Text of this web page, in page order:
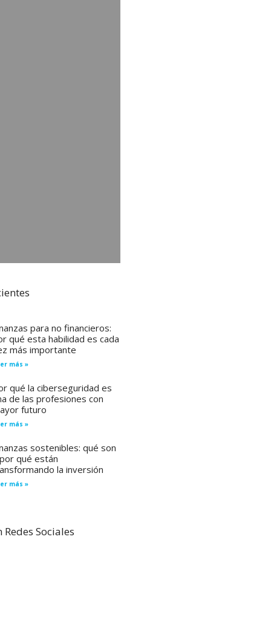
para no financieros:
qué esta habilidad es cada
más importante
más »
qué la ciberseguridad es
de las profesiones con
futuro
más »
sostenibles: qué son
qué están
la inversión
más »
Redes Sociales